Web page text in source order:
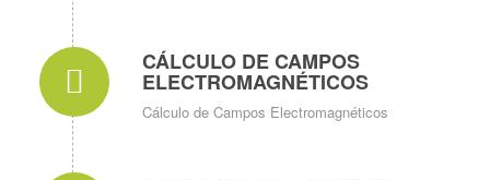
CÁLCULO DE CAMPOS
ELECTROMAGNÉTICOS
Cálculo de Campos Electromagnéticos